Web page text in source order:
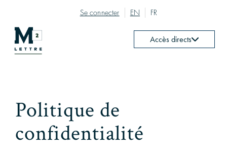
Se connecter EN FR
Accès directs
Politique de
confidentialité